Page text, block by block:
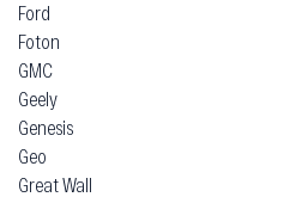
Ford
Foton
GMC
Geely
Genesis
Geo
Great Wall